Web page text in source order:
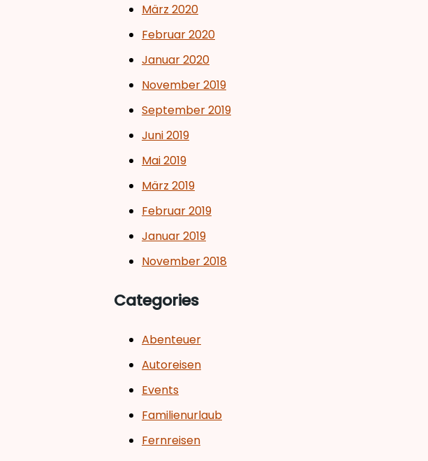
März 2020
Februar 2020
Januar 2020
November 2019
September 2019
Juni 2019
Mai 2019
März 2019
Februar 2019
Januar 2019
November 2018
Categories
Abenteuer
Autoreisen
Events
Familienurlaub
Fernreisen